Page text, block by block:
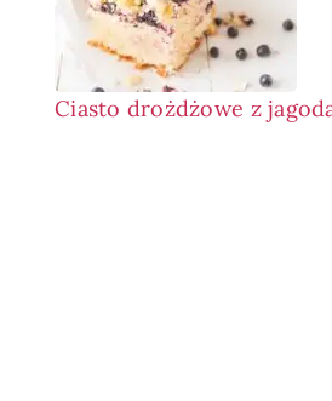
Ciasto drożdżowe z